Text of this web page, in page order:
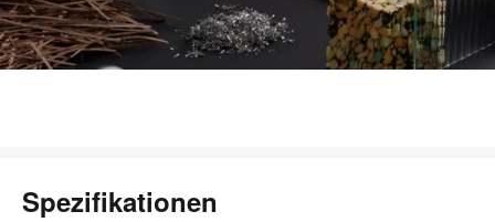
Spezifikationen